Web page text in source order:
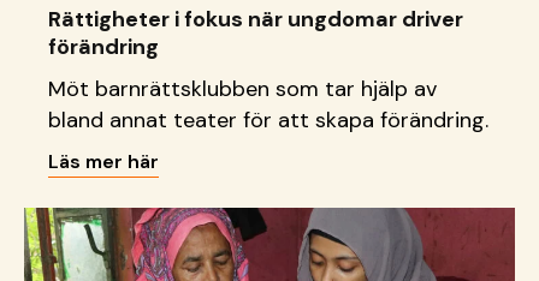
Rättigheter i fokus när ungdomar driver
förändring
Möt barnrättsklubben som tar hjälp av
bland annat teater för att skapa förändring.
Läs mer här